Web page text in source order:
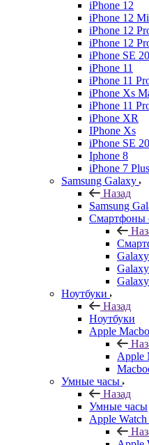
iPhone 12
iPhone 12
iPhone 12
iPhone 12
iPhone SE
iPhone 11
iPhone 11
iPhone Xs
iPhone 11
iPhone XR
IPhone Xs
iPhone SE
Iphone 8
iPhone 7 Plus
Samsung Galaxy
Назад
Samsung
Смартфоны
Ноутбуки
Назад
Ноутбуки
Apple
Apple
Умные часы
Назад
Умные часы
Apple Watch